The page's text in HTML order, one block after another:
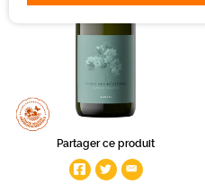
Partager ce produit